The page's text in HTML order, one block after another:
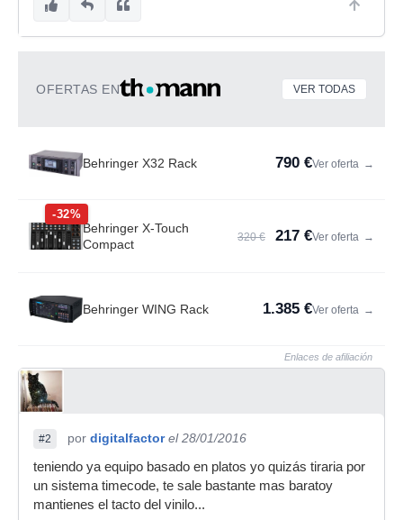
OFERTAS EN VER TODAS
Behringer X32 Rack 790 €Ver oferta →
-32%
Behringer X-Touch
Compact
320 € 217 €Ver oferta →
Behringer WING Rack 1.385 €Ver oferta →
Enlaces de afiliación
#2 por digitalfactor el 28/01/2016
teniendo ya equipo basado en platos yo quizás tiraria por
un sistema timecode, te sale bastante mas baratoy
mantienes el tacto del vinilo...